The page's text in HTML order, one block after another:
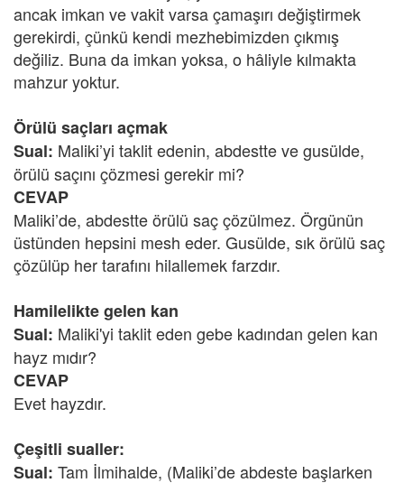
ancak imkan ve vakit varsa çamaşırı değiştirmek
gerekirdi, çünkü kendi mezhebimizden çıkmış
değiliz. Buna da imkan yoksa, o hâliyle kılmakta
mahzur yoktur.
Örülü saçları açmak
Sual: Maliki’yi taklit edenin, abdestte ve gusülde,
örülü saçını çözmesi gerekir mi?
CEVAP
Maliki’de, abdestte örülü saç çözülmez. Örgünün
üstünden hepsini mesh eder. Gusülde, sık örülü saç
çözülüp her tarafını hilallemek farzdır.
Hamilelikte gelen kan
Sual: Maliki'yi taklit eden gebe kadından gelen kan
hayz mıdır?
CEVAP
Evet hayzdır.
Çeşitli sualler:
Sual: Tam İlmihalde, (Maliki’de abdeste başlarken